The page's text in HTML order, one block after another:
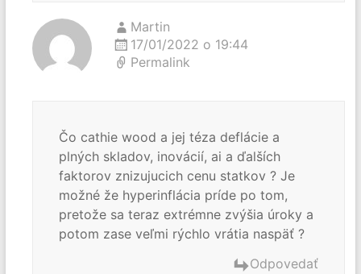
Martin
17/01/2022 o 19:44
Permalink
Čo cathie wood a jej téza deflácie a
plných skladov, inovácií, ai a ďalších
faktorov znizujucich cenu statkov ? Je
možné že hyperinflácia príde po tom,
pretože sa teraz extrémne zvýšia úroky a
potom zase veľmi rýchlo vrátia naspäť ?
Odpovedať